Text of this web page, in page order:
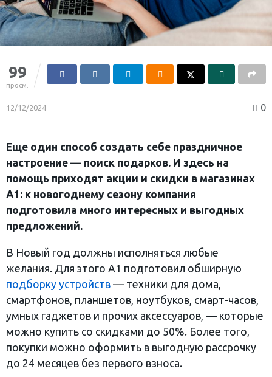
99
просм.
12/12/2024 0
Еще один способ создать себе праздничное
настроение — поиск подарков. И здесь на
помощь приходят акции и скидки в магазинах
А1: к новогоднему сезону компания
подготовила много интересных и выгодных
предложений.
В Новый год должны исполняться любые
желания. Для этого А1 подготовил обширную
подборку устройств — техники для дома,
смартфонов, планшетов, ноутбуков, смарт-часов,
умных гаджетов и прочих аксессуаров, — которые
можно купить со скидками до 50%. Более того,
покупки можно оформить в выгодную рассрочку
до 24 месяцев без первого взноса.